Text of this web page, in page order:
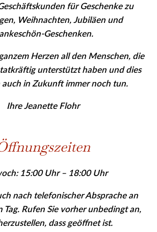
für Geschenke zu
Weihnachten, Jubiläen und
Geschenken.
Herzen all den Menschen, die
unterstützt haben und dies
in Zukunft immer noch tun.
Ihre Jeanette Flohr
15:00 Uhr – 18:00 Uhr
nach telefonischer Absprache an
Tag. Rufen Sie vor­herunbedingtan,
dass geöffnet ist.